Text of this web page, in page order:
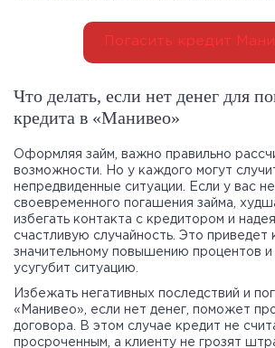
Погасить кредит
Что делать, если нет денег для
кредита в «Манивео»
Оформляя займ, важно правильно
возможности. Но у каждого могут
непредвиденные ситуации. Если у вас
своевременного погашения займа,
избегать контакта с кредитором и
счастливую случайность. Это приведет
значительному повышению процентов и
усугубит ситуацию.
Избежать негативных последствий и
«Манивео», если нет денег, поможет
договора. В этом случае кредит не
просроченным, а клиенту не грозят